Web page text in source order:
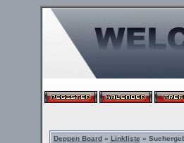
Deppen Board» Linkliste »